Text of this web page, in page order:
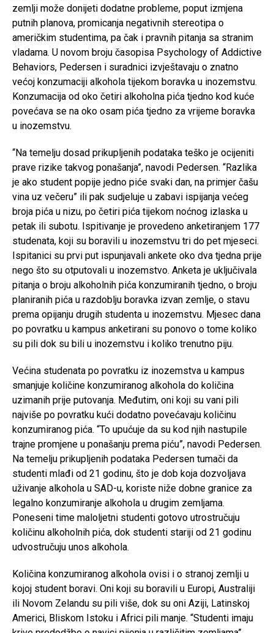
zemlji može donijeti dodatne probleme, poput izmjena
putnih planova, promicanja negativnih stereotipa o
američkim studentima, pa čak i pravnih pitanja sa stranim
vladama. U novom broju časopisa Psychology of Addictive
Behaviors, Pedersen i suradnici izvještavaju o znatno
većoj konzumaciji alkohola tijekom boravka u inozemstvu.
Konzumacija od oko četiri alkoholna pića tjedno kod kuće
povećava se na oko osam pića tjedno za vrijeme boravka
u inozemstvu.
“Na temelju dosad prikupljenih podataka teško je ocijeniti
prave rizike takvog ponašanja”, navodi Pedersen. “Razlika
je ako student popije jedno piće svaki dan, na primjer čašu
vina uz večeru” ili pak sudjeluje u zabavi ispijanja većeg
broja pića u nizu, po četiri pića tijekom noćnog izlaska u
petak ili subotu. Ispitivanje je provedeno anketiranjem 177
studenata, koji su boravili u inozemstvu tri do pet mjeseci.
Ispitanici su prvi put ispunjavali ankete oko dva tjedna prije
nego što su otputovali u inozemstvo. Anketa je uključivala
pitanja o broju alkoholnih pića konzumiranih tjedno, o broju
planiranih pića u razdoblju boravka izvan zemlje, o stavu
prema opijanju drugih studenta u inozemstvu. Mjesec dana
po povratku u kampus anketirani su ponovo o tome koliko
su pili dok su bili u inozemstvu i koliko trenutno piju.
Većina studenata po povratku iz inozemstva u kampus
smanjuje količine konzumiranog alkohola do količina
uzimanih prije putovanja. Međutim, oni koji su vani pili
najviše po povratku kući dodatno povećavaju količinu
konzumiranog pića. “To upućuje da su kod njih nastupile
trajne promjene u ponašanju prema piću”, navodi Pedersen.
Na temelju prikupljenih podataka Pedersen tumači da
studenti mlađi od 21 godinu, što je dob koja dozvoljava
uživanje alkohola u SAD-u, koriste niže dobne granice za
legalno konzumiranje alkohola u drugim zemljama.
Poneseni time maloljetni studenti gotovo utrostručuju
količinu alkoholnih pića, dok studenti stariji od 21 godinu
udvostručuju unos alkohola.
Količina konzumiranog alkohola ovisi i o stranoj zemlji u
kojoj student boravi. Oni koji su boravili u Europi, Australiji
ili Novom Zelandu su pili više, dok su oni Aziji, Latinskoj
Americi, Bliskom Istoku i Africi pili manje. “Studenti imaju